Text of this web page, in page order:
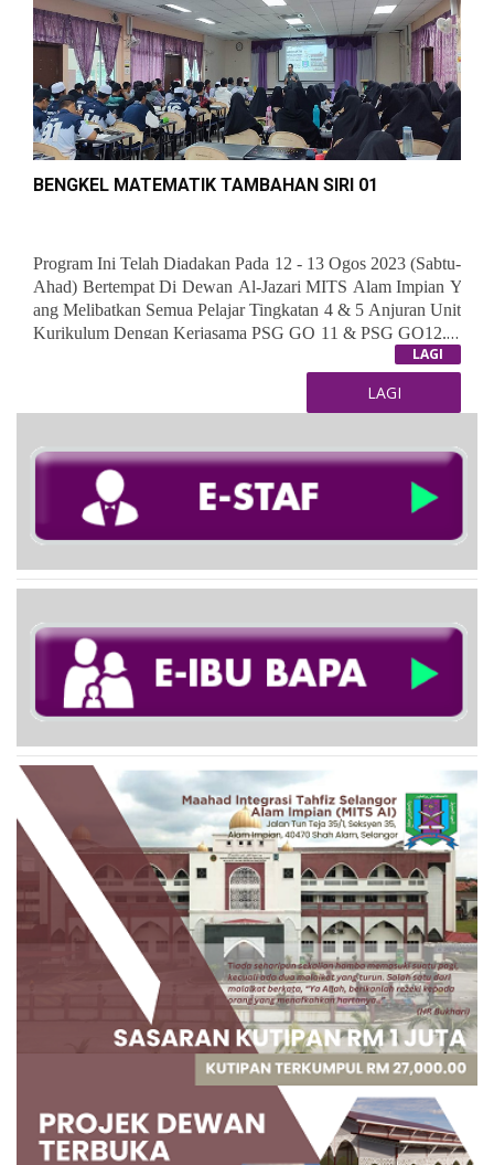
BENGKEL MATEMATIK TAMBAHAN SIRI 01
Program Ini Telah Diadakan Pada 12 - 13 Ogos 2023 (Sabtu-
Ahad) Bertempat Di Dewan Al-Jazari MITS Alam Impian Y
Ang Melibatkan Semua Pelajar Tingkatan 4 & 5 Anjuran Unit
Kurikulum Dengan Kerjasama PSG GQ 11 & PSG GQ12. P
Enceramah Jemputan Ialah Cikgu Muhd Aizuddin Bin Mat Y
LAGI
LAGI